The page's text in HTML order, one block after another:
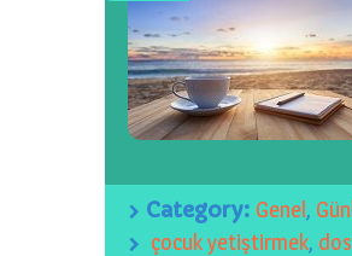
Category: Genel,
çocuk yetiştirmek,